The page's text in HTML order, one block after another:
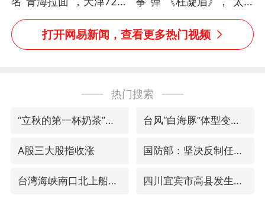
面馆已集体更换招牌
像了～你是吃古筝长大的
吗？”“或将成为首位考级
不带古筝的选手。”（来
打开网易新闻，查看更多热门视频
热门搜索
“立秋的第一杯奶茶”又爆单了 台风“白海豚”体型变大！环流面积接近13个浙江那么大
A股三大股指收涨 国防部：坚决反制任何闹海挑衅图谋
台湾海峡南口北上船舶实施交通管制 四川宜宾市高县发生4.9级地震